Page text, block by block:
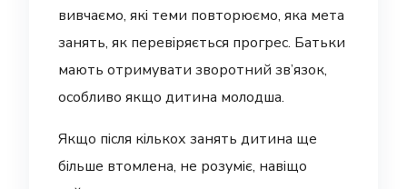
вивчаємо, які теми повторюємо, яка мета
занять, як перевіряється прогрес. Батьки
мають отримувати зворотний зв’язок,
особливо якщо дитина молодша.
Якщо після кількох занять дитина ще
більше втомлена, не розуміє, навіщо